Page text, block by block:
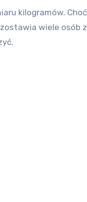
wiele osób